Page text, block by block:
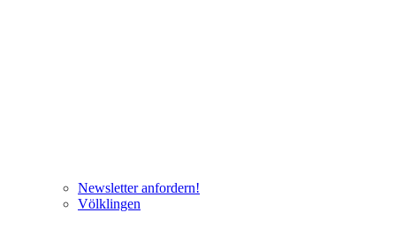
Newsletter anfordern!
Völklingen